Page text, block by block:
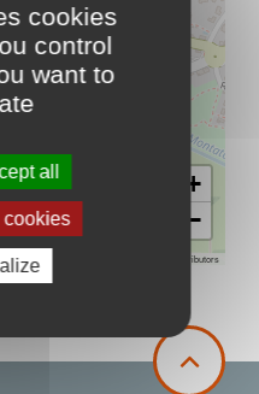
+
−
contributors
cookies
control
want to
all
cookies